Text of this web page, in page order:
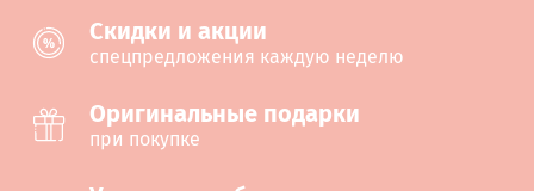
Cкидки и акции
спецпредложения каждую неделю
Оригинальные подарки
при покупке